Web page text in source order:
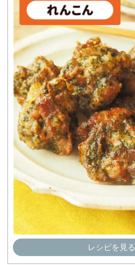
レシピを見る